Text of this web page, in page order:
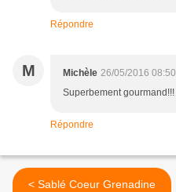
Répondre
M Michèle 26/05/2016 08:50
Superbement gourmand!!!
Répondre
< Sablé Coeur Grenadine